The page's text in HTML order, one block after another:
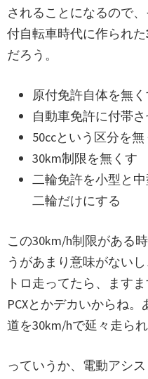
されることになるので
付自転車時代に作られた
だろう。
原付免許自体を無
自動車免許に付帯
50ccという区分を無
30km制限を無くす
二輪免許を小型と
二輪だけにする
この30km/h制限がある
うがあまり意味がない
トロ走ってたら、ます
PCXとかデカいからね
道を30km/hで延々走ら
っていうか、電動アシ